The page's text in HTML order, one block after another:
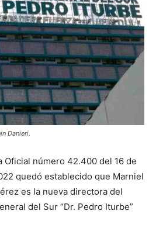
Danieri.
Oficial número 42.400 del 16 de
quedó establecido que Marniel
es la nueva directora del
del Sur “Dr. Pedro Iturbe”